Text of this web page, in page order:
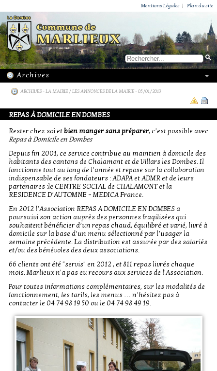
Mentions Légales | Plan du site
ARCHIVES-LA MAIRIE / LES ANNONCES DE LA MAIRIE- 05/01/2013
REPAS À DOMICILE EN DOMBES
Rester chez soi etbien manger sans préparer, c’est possible avec
Repas à Domicile en Dombes
Depuis fin 2001, ce service contribue au maintien à domicile des
habitants des cantons de Chalamont et de Villars les Dombes. Il
fonctionne tout au long de l’année et repose sur la collaboration
indispensable de ses fondateurs : ADAPA et ADMR et de leurs
partenaires :le CENTRE SOCIAL de CHALAMONT et la
RESIDENCE D’AUTOMNE – MEDICA France.
En 2012 l’Association REPAS A DOMICILE EN DOMBES a
poursuivi son action auprès des personnes fragilisées qui
souhaitent bénéficier d’un repas chaud, équilibré et varié, livré à
domicile sur la base d’un menu sélectionné par l’usager la
semaine précédente. La distribution est assurée par des salariés
et/ou des bénévoles des deux associations.
66 clients ont été "servis" en 2012 , et 811 repas livrés chaque
mois. Marlieux n'a pas eu recours aux services de l'Association.
Pour toutes informations complémentaires, sur les modalités de
fonctionnement, les tarifs, les menus … n’hésitez pas à
contacter le 04 74 98 19 50 ou le 04 74 98 49 19.